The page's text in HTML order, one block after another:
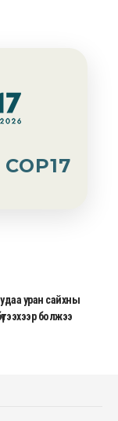
уран сайхны
болжээ